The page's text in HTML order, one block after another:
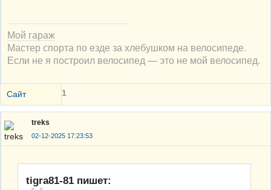
Мой гараж
Мастер спорта по езде за хлебушком на велосипеде.
Если не я построил велосипед — это не мой велосипед.
Сайт 1
treks
02-12-2025 17:23:53
tigra81-81 пишет: